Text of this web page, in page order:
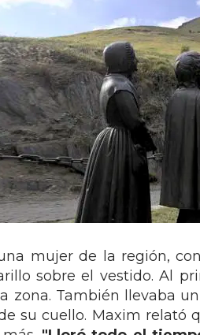
mujer de la región,
sobre el vestido. Al
zona. También llevaba
su cuello. Maxim relató